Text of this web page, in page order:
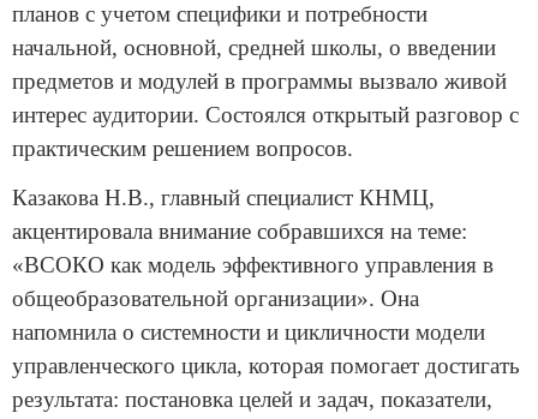
планов с учетом специфики и потребности
начальной, основной, средней школы, о введении
предметов и модулей в программы вызвало живой
интерес аудитории. Состоялся открытый разговор с
практическим решением вопросов.
Казакова Н.В., главный специалист КНМЦ,
акцентировала внимание собравшихся на теме:
«ВСОКО как модель эффективного управления в
общеобразовательной организации». Она
напомнила о системности и цикличности модели
управленческого цикла, которая помогает достигать
результата: постановка целей и задач, показатели,